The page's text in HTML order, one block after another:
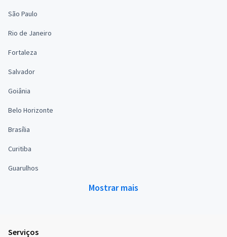
São Paulo
Rio de Janeiro
Fortaleza
Salvador
Goiânia
Belo Horizonte
Brasília
Curitiba
Guarulhos
Mostrar mais
Serviços